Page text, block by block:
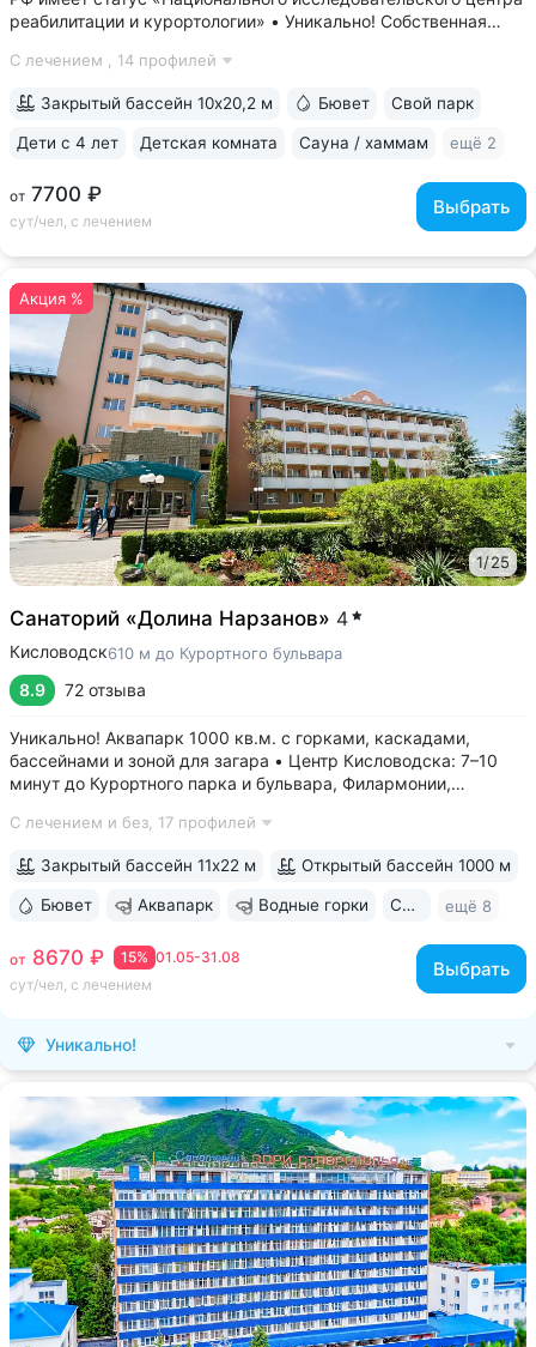
реабилитации и курортологии» • Уникально! Собственная
«Горный воздух» — единственный санаторий, где можно
С лечением , 14 профилей
от 7700 ₽
сут/чел, с лечением
Выбрать
Закрытый бассейн 10х20,2 м Бювет Свой парк
Дети с 4 лет Детская комната Сауна / хаммам ещё 2
Акция %
1/25
Санаторий «Долина Нарзанов» 4
Кисловодск610 м до Курортного бульвара
8.9 72 отзыва
Уникально! Аквапарк 1000 кв.м. с горками, каскадами,
бассейнами и зоной для загара • Центр Кисловодска: 7–10
минут до Курортного парка и бульвара, Филармонии,
курортов: «Ессентуки-4» и «Славяновская» (Железноводск).
С лечением и без, 17 профилей
01.05-31.08
15%
от 8670 ₽
сут/чел, с лечением
Выбрать
Закрытый бассейн 11х22 м Открытый бассейн 1000 м
Бювет Аквапарк Водные горки Свой парк ещё 8
Уникально!